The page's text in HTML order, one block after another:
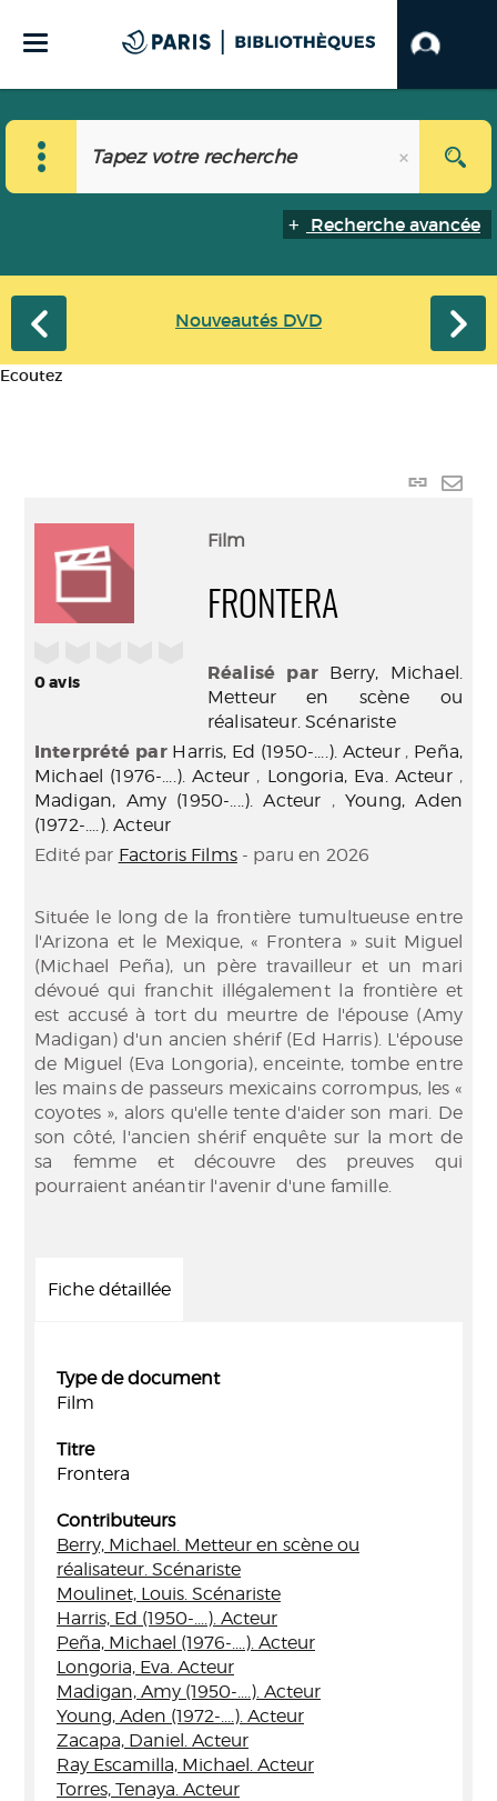
Recherche avancée
Nouveautés DVD
Ecoutez
Lien
0avis
Film
FRONTERA
Réalisé par Berry, Michael.
Metteur en scène ou
réalisateur. Scénariste
Interprété par Harris, Ed (1950-....). Acteur, Peña,
Michael (1976-....). Acteur , Longoria, Eva. Acteur,
Madigan, Amy (1950-....). Acteur ,Young, Aden
(1972-....). Acteur
Edité par Factoris Films- paru en 2026
Située le long de la frontière tumultueuse entre
l'Arizona et le Mexique, « Frontera » suit Miguel
(Michael Peña), un père travailleur et un mari
dévoué qui franchit illégalement la frontière et
est accusé à tort du meurtre de l'épouse (Amy
Madigan) d'un ancien shérif (Ed Harris). L'épouse
de Miguel (Eva Longoria), enceinte, tombe entre
les mains de passeurs mexicains corrompus, les «
coyotes », alors qu'elle tente d'aider son mari. De
son côté, l'ancien shérif enquête sur la mort de
sa femme et découvre des preuves qui
pourraient anéantir l'avenir d'une famille.
Fiche détaillée
Type de document
Film
Titre
Frontera
Contributeurs
Berry, Michael. Metteur en scène ou
réalisateur. Scénariste
Moulinet, Louis. Scénariste
Harris, Ed (1950-....). Acteur
Peña, Michael (1976-....). Acteur
Longoria, Eva. Acteur
Madigan, Amy (1950-....). Acteur
Young, Aden (1972-....). Acteur
Zacapa, Daniel. Acteur
Ray Escamilla, Michael. Acteur
Torres, Tenaya. Acteur